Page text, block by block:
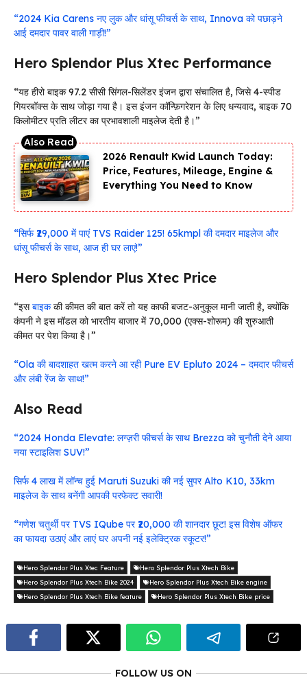
“2024 Kia Carens नए लुक और धांसू फीचर्स के साथ, Innova को पछाड़ने
आई दमदार पावर वाली गाड़ी!”
Hero Splendor Plus Xtec Performance
“यह हीरो बाइक 97.2 सीसी सिंगल-सिलेंडर इंजन द्वारा संचालित है, जिसे 4-स्पीड
गियरबॉक्स के साथ जोड़ा गया है। इस इंजन कॉन्फ़िगरेशन के लिए धन्यवाद, बाइक 70
किलोमीटर प्रति लीटर का प्रभावशाली माइलेज देती है।”
2026 Renault Kwid Launch Today:
Price, Features, Mileage, Engine &
Everything You Need to Know
“सिर्फ ₹29,000 में पाएं TVS Raider 125! 65kmpl की दमदार माइलेज और
धांसू फीचर्स के साथ, आज ही घर लाएं!”
Hero Splendor Plus Xtec Price
“इसबाइककी कीमत की बात करें तो यह काफी बजट-अनुकूल मानी जाती है, क्योंकि
कंपनी ने इस मॉडल को भारतीय बाजार में ₹70,000 (एक्स-शोरूम) की शुरुआती
कीमत पर पेश किया है।”
“Ola की बादशाहत खत्म करने आ रही Pure EV Epluto 2024 – दमदार फीचर्स
और लंबी रेंज के साथ!”
Also Read
“2024 Honda Elevate: लग्ज़री फीचर्स के साथ Brezza को चुनौती देने आया
नया स्टाइलिश SUV!”
सिर्फ 4 लाख में लॉन्च हुई Maruti Suzuki की नई सुपर Alto K10, 33km
माइलेज के साथ बनेंगी आपकी परफेक्ट सवारी!
“गणेश चतुर्थी पर TVS IQube पर ₹20,000 की शानदार छूट! इस विशेष ऑफर
का फायदा उठाएं और लाएं घर अपनी नई इलेक्ट्रिक स्कूटर!”
Hero Splendor Plus Xtec Feature
Hero Splendor Plus Xtech Bike
Hero Splendor Plus Xtech Bike 2024
Hero Splendor Plus Xtech Bike engine
Hero Splendor Plus Xtech Bike feature
Hero Splendor Plus Xtech Bike price
FOLLOW US ON